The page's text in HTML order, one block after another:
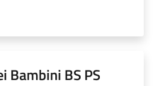
Bambini BS PS